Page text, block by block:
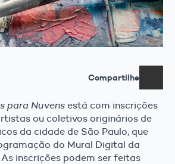
Compartilhe
para Nuvens está com inscrições
ou coletivos originários de
da cidade de São Paulo, que
do Mural Digital da
inscrições podem ser feitas